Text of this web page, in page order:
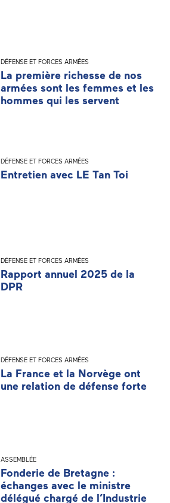
DÉFENSE ET FORCES ARMÉES
La première richesse de nos
armées sont les femmes et les
hommes qui les servent
DÉFENSE ET FORCES ARMÉES
Entretien avec LE Tan Toi
DÉFENSE ET FORCES ARMÉES
Rapport annuel 2025 de la
DPR
DÉFENSE ET FORCES ARMÉES
La France et la Norvège ont
une relation de défense forte
ASSEMBLÉE
Fonderie de Bretagne :
échanges avec le ministre
délégué chargé de l’Industrie